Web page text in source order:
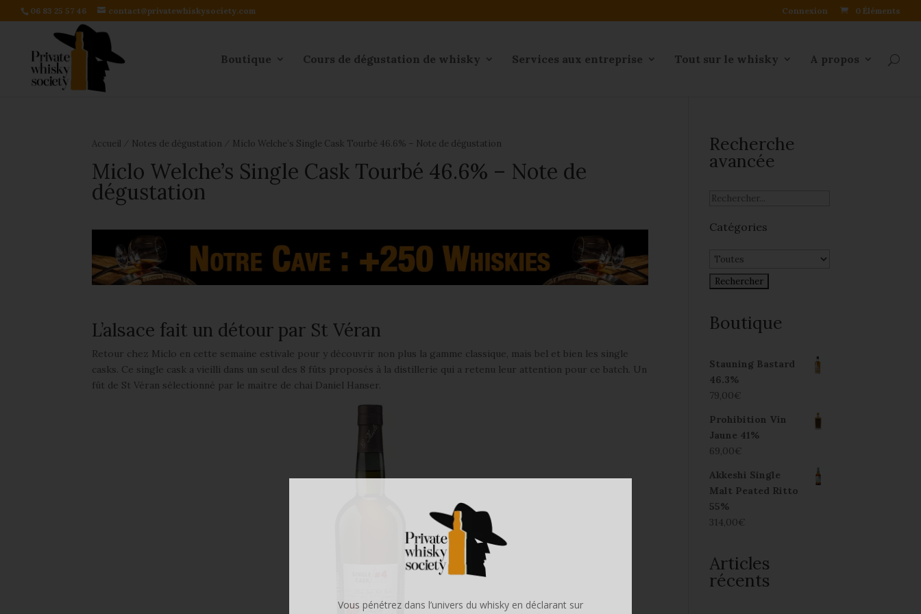
06 83 25 57 46 contact@privatewhiskysociety.com Connexion 0 Éléments
Boutique Cours de dégustation de whisky Services aux entreprise Tout sur le whisky A propos
Accueil Notes de dégustation Miclo Welche’s Single Cask Tourbé 46.6% – Note de dégustation
Miclo Welche’s Single Cask Tourbé 46.6% – Note de
dégustation
L’alsace fait un détour par St Véran
Retour chez Miclo en cette semaine estivale pour y découvrir non plus la gamme classique, mais bel et bien les single
casks. Ce single cask a vieilli dans un seul des 8 fûts proposés à la distillerie qui a retenu leur attention pour ce batch. Un
fût de St Véran sélectionné par le maitre de chai Daniel Hanser.
Recherche
avancée
Catégories
Boutique
Stauning Bastard
46.3%
79,00€
Prohibition Vin
Jaune 41%
69,00€
Akkeshi Single
Malt Peated Ritto
55%
314,00€
Articles
récents
Vous pénétrez dans l’univers du whisky en déclarant sur